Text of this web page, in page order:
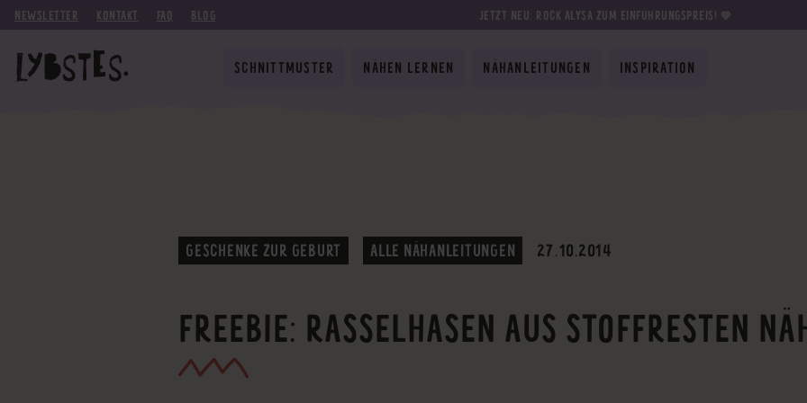
NEWSLETTER KONTAKT FAQ BLOG JETZT NEU: ROCK ALYSA ZUM EINFÜHRUNGSPREIS! 💛
SCHNITTMUSTER NÄHEN LERNEN NÄHANLEITUNGEN INSPIRATION
GESCHENKE ZUR GEBURT ALLE NÄHANLEITUNGEN 27.10.2014
FREEBIE: RASSELHASEN AUS STOFFRESTEN